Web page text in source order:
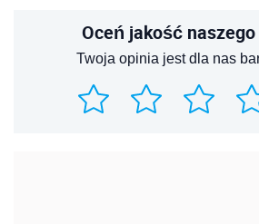
Oceń jakość naszego
Twoja opinia jest dla nas